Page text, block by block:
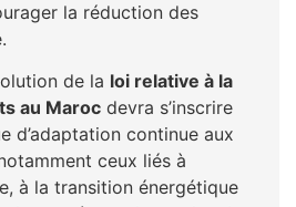
la réduction des
de la loi relative à la
au Maroc devra s’inscrire
d’adaptation continue aux
ceux liés à
à la transition énergétique